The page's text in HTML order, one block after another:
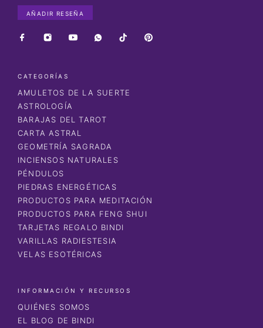
AÑADIR RESEÑA
CATEGORÍAS
AMULETOS DE LA SUERTE
ASTROLOGÍA
BARAJAS DEL TAROT
CARTA ASTRAL
GEOMETRÍA SAGRADA
INCIENSOS NATURALES
PÉNDULOS
PIEDRAS ENERGÉTICAS
PRODUCTOS PARA MEDITACIÓN
PRODUCTOS PARA FENG SHUI
TARJETAS REGALO BINDI
VARILLAS RADIESTESIA
VELAS ESOTÉRICAS
INFORMACIÓN Y RECURSOS
QUIÉNES SOMOS
EL BLOG DE BINDI